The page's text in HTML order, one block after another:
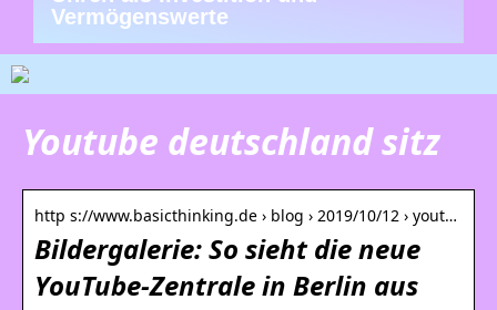
Vermögenswerte
Youtube deutschland sitz
http s://www.basicthinking.de › blog › 2019/10/12 › yout…
Bildergalerie: So sieht die neue
YouTube-Zentrale in Berlin aus